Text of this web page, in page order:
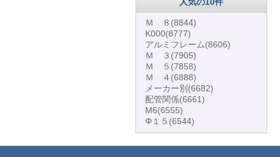
Ｍ ８ (8844)
K000(8777)
アルミフレーム(8606)
Ｍ ３ (7905)
Ｍ ５ (7858)
Ｍ ４ (6888)
メーカー別 (6682)
配管関係(6661)
M6(6555)
Φ１５ (6544)